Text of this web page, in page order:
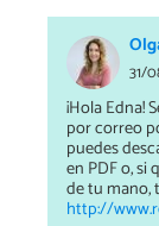
31/
¡Hola Edna!
por correo
puedes
en PDF o, si
de tu mano,
http://